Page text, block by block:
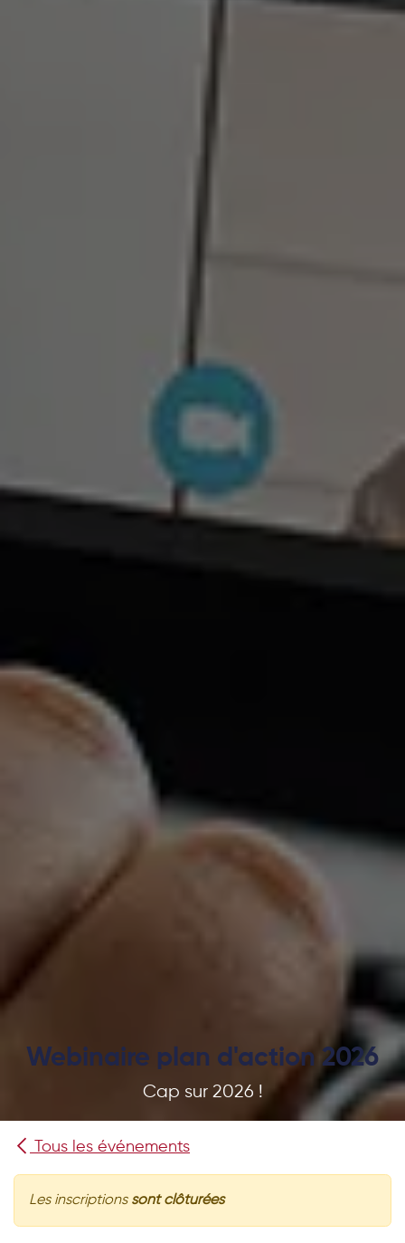
Webinaire plan d'action 2026
Cap sur 2026 !
Tous les événements
Les inscriptions sont clôturées